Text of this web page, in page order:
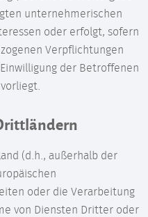
unternehmerischen
oder erfolgt, sofern
Verpflichtungen
der Betroffenen
(d.h., außerhalb der
oder die Verarbeitung
von Diensten Dritter oder